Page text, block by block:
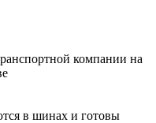
компании на
в шинах и готовы